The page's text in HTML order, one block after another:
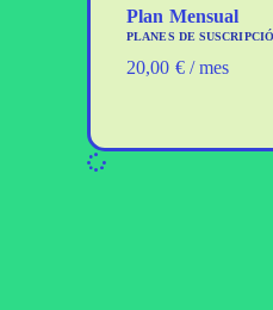
Plan Mensual
PLANES DE
20,00 €/ mes